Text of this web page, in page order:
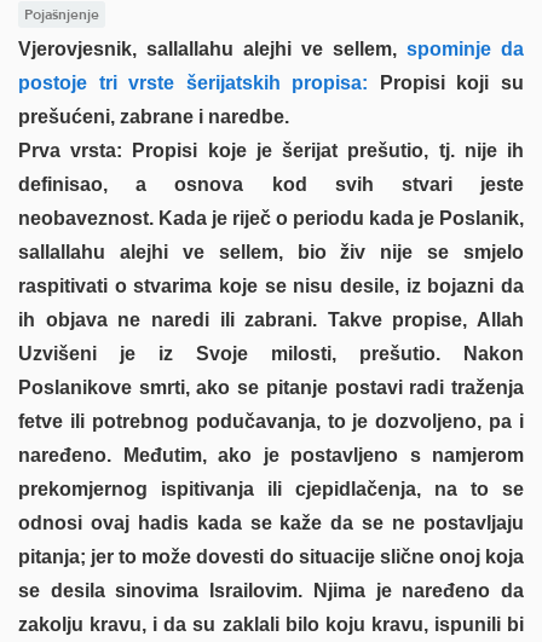
Pojašnjenje
Vjerovjesnik, sallallahu alejhi ve sellem, spominje da
postoje tri vrste šerijatskih propisa: Propisi koji su
prešućeni, zabrane i naredbe.
Prva vrsta: Propisi koje je šerijat prešutio, tj. nije ih
definisao, a osnova kod svih stvari jeste
neobaveznost. Kada je riječ o periodu kada je Poslanik,
sallallahu alejhi ve sellem, bio živ nije se smjelo
raspitivati o stvarima koje se nisu desile, iz bojazni da
ih objava ne naredi ili zabrani. Takve propise, Allah
Uzvišeni je iz Svoje milosti, prešutio. Nakon
Poslanikove smrti, ako se pitanje postavi radi traženja
fetve ili potrebnog podučavanja, to je dozvoljeno, pa i
naređeno. Međutim, ako je postavljeno s namjerom
prekomjernog ispitivanja ili cjepidlačenja, na to se
odnosi ovaj hadis kada se kaže da se ne postavljaju
pitanja; jer to može dovesti do situacije slične onoj koja
se desila sinovima Israilovim. Njima je naređeno da
zakolju kravu, i da su zaklali bilo koju kravu, ispunili bi